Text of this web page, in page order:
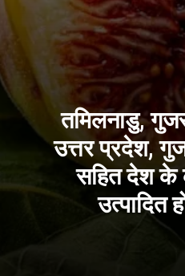
तमिलनाडु,
उत्तर प्रदेश,
सहित देश के
उत्पादित